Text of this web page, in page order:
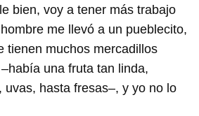
bien, voy a tener más trabajo
me llevó a un pueblecito,
tienen muchos mercadillos
una fruta tan linda,
uvas, hasta fresas–, y yo no lo